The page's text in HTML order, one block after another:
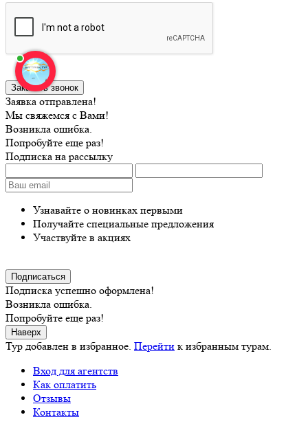
Заявка отправлена!
Мы свяжемся с Вами!
Возникла ошибка.
Попробуйте еще раз!
Подписка на рассылку
Узнавайте о новинках первыми
Получайте специальные предложения
Участвуйте в акциях
Подписка успешно оформлена!
Возникла ошибка.
Попробуйте еще раз!
Наверх
Тур добавлен в избранное. Перейти к избранным турам.
Вход для агентств
Как оплатить
Отзывы
Контакты